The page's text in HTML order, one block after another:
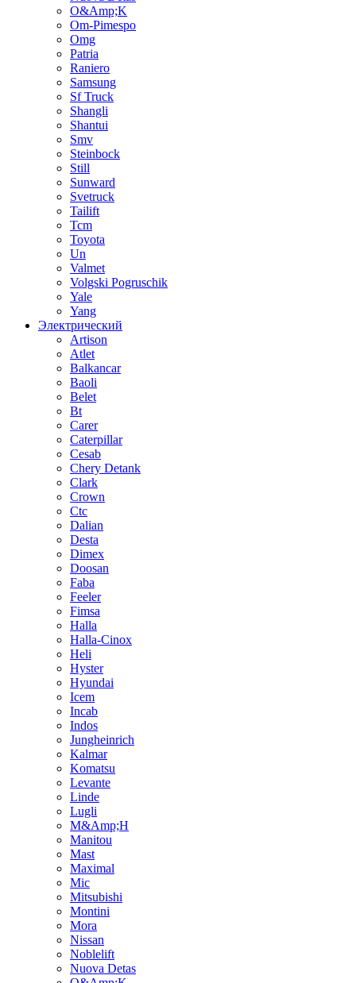
O&Amp;K
Om-Pimespo
Omg
Patria
Raniero
Samsung
Sf Truck
Shangli
Shantui
Smv
Steinbock
Still
Sunward
Svetruck
Tailift
Tcm
Toyota
Un
Valmet
Volgski Pogruschik
Yale
Yang
Электрический
Artison
Atlet
Balkancar
Baoli
Belet
Bt
Carer
Caterpillar
Cesab
Chery Detank
Clark
Crown
Ctc
Dalian
Desta
Dimex
Doosan
Faba
Feeler
Fimsa
Halla
Halla-Cinox
Heli
Hyster
Hyundai
Icem
Incab
Indos
Jungheinrich
Kalmar
Komatsu
Levante
Linde
Lugli
M&Amp;H
Manitou
Mast
Maximal
Mic
Mitsubishi
Montini
Mora
Nissan
Noblelift
Nuova Detas